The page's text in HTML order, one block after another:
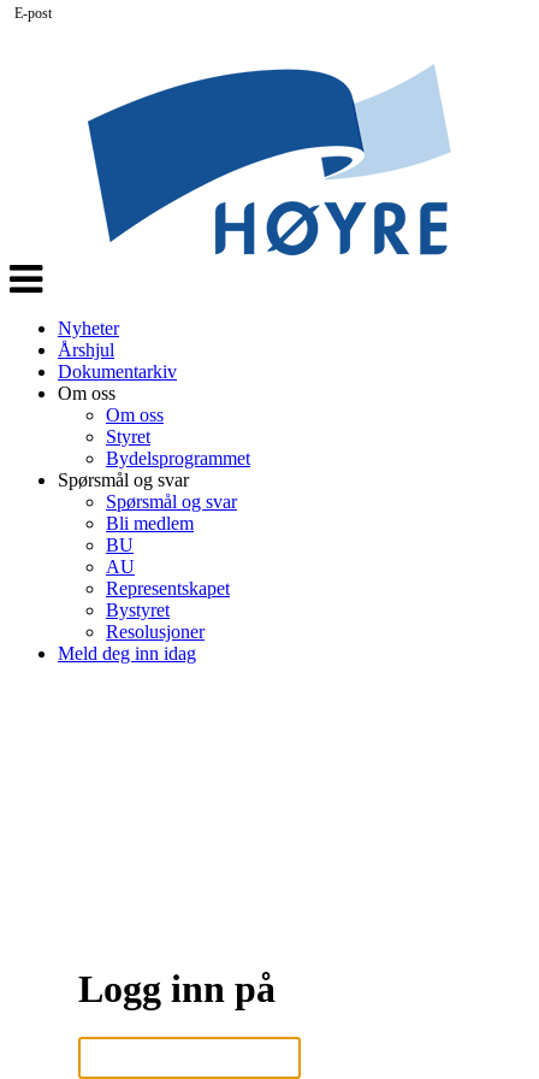
Veksle
navigasjon
Nyheter
Årshjul
Dokumentarkiv
Om oss
Om oss
Styret
Bydelsprogrammet
Spørsmål og svar
Spørsmål og svar
Bli medlem
BU
AU
Representskapet
Bystyret
Resolusjoner
Meld deg inn idag
Logg inn på
E-post